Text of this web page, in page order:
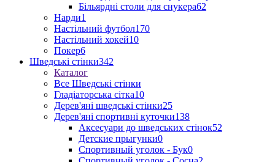
Більярдні столи для снукера62
Нарди1
Настільний футбол170
Настільний хокей10
Покер6
Шведські стінки342
Каталог
Все Шведські стінки
Гладіаторська сітка10
Дерев'яні шведські стінки25
Дерев'яні спортивні куточки138
Аксесуари до шведських стінок52
Детские прыгунки0
Спортивный уголок - Бук0